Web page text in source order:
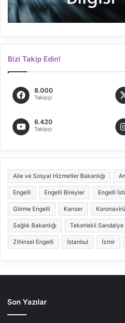
Bizi Takip Edin!
8.000
Takipçi
6.420
Takipçi
Aile ve Sosyal Hizmetler Bakanlığı
Engelli Engelli Bireyler Engelli
Görme Engelli Kanser
Sağlık Bakanlığı Tekerlekli Sandalye
Zihinsel Engelli İstanbul İzmir
Son Yazılar